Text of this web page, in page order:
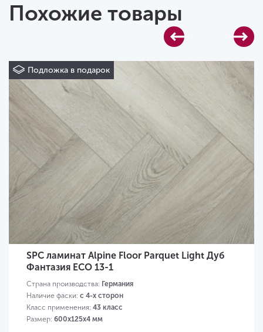
Похожие товары
Подложка в подарок
SPC ламинат Alpine Floor Parquet Light Дуб
Фантазия ECO 13-1
Страна производства: Германия
Наличие фаски: с 4-х сторон
Класс применения: 43 класс
Размер: 600х125х4 мм